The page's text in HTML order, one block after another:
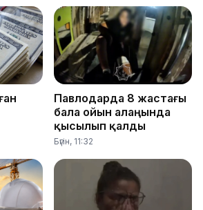
Павлодарда 8 жастағы
бала ойын алаңында
қысылып қалды
Бүгін, 11:32